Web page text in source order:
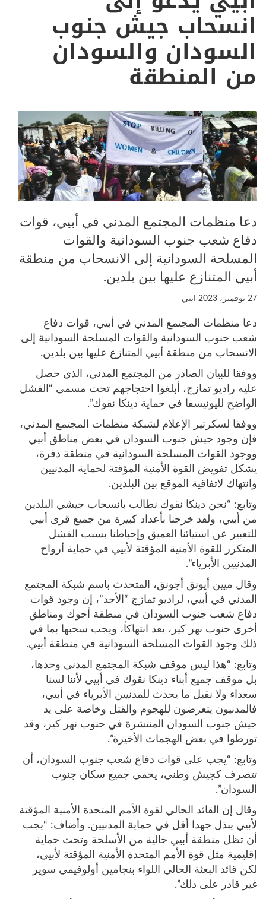
انسحاب جيش جنوب
السودان والسودان
من المنطقة
دعا منظمات المجتمع المدني في أبيي، قوات
دفاع شعب جنوب السودانية والقوات
المسلحة السودانية إلى الانسحاب من منطقة
أبيي المتنازع عليها بين بلدين.
27 نوفمبر، 2023 ابيي
دعا منظمات المجتمع المدني في أبيي، قوات دفاع
شعب جنوب السودانية والقوات المسلحة السودانية إلى
الانسحاب من منطقة أبيي المتنازع عليها بين بلدين.
ووفقا للبيان الصادر من المجتمع المدني، الذي حصل
عليه راديو تمازج، أبلغوا احتجاجهم تحت مسمى “الفشل
الواضح لليونيسفا في حماية دينكا نقوك”.
ووفقا لسكرتير الإعلام لشبكة منظمات المجتمع المدني،
فإن وجود جيش جنوب السودان في بعض مناطق أبيي
ووجود القوات المسلحة السودانية في منطقة دفرة،
يشكل تفويض القوة الأمنية المؤقتة لحماية المدنيين
وانتهاك لاتفاقية الموقع بين البلدين.
وتابع: “نحن دينكا نقوك نطالب بانسحاب جيشي البلدين
من أبيي، ولقد خرجنا بأعداد كبيرة من جميع قرى أبيي
للتعبير عن استيائنا العميق وإحباطنا بسبب الفشل
المتكرر للقوة الأمنية المؤقتة لأبيي في حماية أرواح
المدنيين الأبرياء”.
وقال ميين أيونق أجونق، المتحدث باسم شبكة المجتمع
المدني في أبيي، لراديو تمازج “الأحد”، إن وجود قوات
دفاع شعب جنوب السودان في منطقة أجوك ومناطق
أخرى جنوب نهر كير، يعد انتهاكاً، ويجب سحبها بما في
ذلك وجود القوات المسلحة السودانية في منطقة أبيي.
وتابع: “هذا ليس موقف شبكة المجتمع المدني وحدها،
بل موقف جميع أبناء دينكا نقوك في أبيي لأننا لسنا
سعداء ولا نقبل ما يحدث للمدنيين الأبرياء في أبيي،
فالمدنيون يتعرضون للهجوم والقتل وخاصة على يد
جيش جنوب السودان المنتشرة في جنوب نهر كير، وقد
تورطوا في بعض الهجمات الأخيرة”.
وتابع: “يجب على قوات دفاع شعب جنوب السودان، أن
تتصرف كجيش وطني، يحمي جميع سكان جنوب
السودان”.
وقال إن القائد الحالي لقوة الأمم المتحدة الأمنية المؤقتة
لأبيي يبذل جهدا أقل في حماية المدنيين. وأضاف: “يجب
أن تظل منطقة أبيي خالية من الأسلحة وتحت حماية
إقليمية مثل قوة الأمم المتحدة الأمنية المؤقتة لأبيي،
لكن قائد البعثة الحالي اللواء بنجامين أولوفيمي سوير
غير قادر على ذلك”.